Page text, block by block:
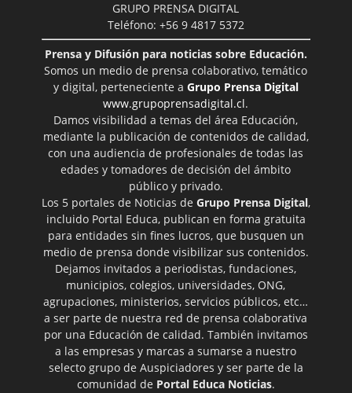
GRUPO PRENSA DIGITAL
Teléfono: +56 9 4817 5372
Prensa y Difusión para noticias sobre Educación.
Somos un medio de prensa colaborativo, temático
y digital, perteneciente a Grupo Prensa Digital
www.grupoprensadigital.cl.
Damos visibilidad a temas del área Educación,
mediante la publicación de contenidos de calidad,
con una audiencia de profesionales de todas las
edades y tomadores de decisión del ámbito
público y privado.
Los 5 portales de Noticias de Grupo Prensa Digital,
incluido Portal Educa, publican en forma gratuita
para entidades sin fines lucros, que busquen un
medio de prensa donde visibilizar sus contenidos.
Dejamos invitados a periodistas, fundaciones,
municipios, colegios, universidades, ONG,
agrupaciones, ministerios, servicios públicos, etc…
a ser parte de nuestra red de prensa colaborativa
por una Educación de calidad. También invitamos
a las empresas y marcas a sumarse a nuestro
selecto grupo de Auspiciadores y ser parte de la
comunidad de Portal Educa Noticias.